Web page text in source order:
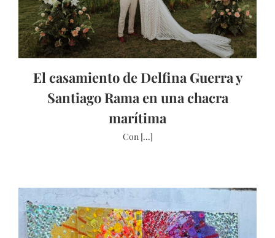
El casamiento de Delfina Guerra y
Santiago Rama en una chacra
marítima
Con [...]